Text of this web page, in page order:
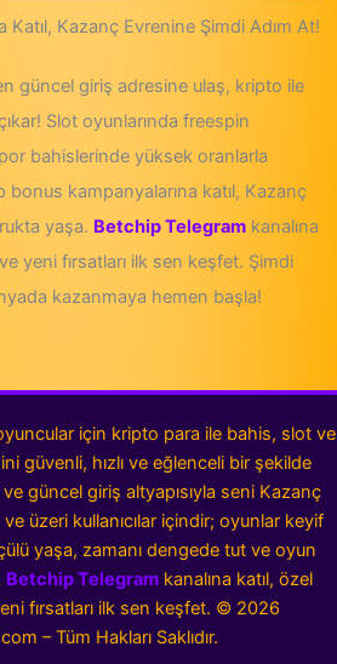
Katıl, Kazanç Evrenine Şimdi Adım At!
güncel giriş adresine ulaş, kripto ile
Slot oyunlarında freespin
bahislerinde yüksek oranlarla
bonus kampanyalarına katıl, Kazanç
yaşa. Betchip Telegramkanalına
yeni fırsatları ilk sen keşfet. Şimdi
kazanmaya hemen başla!
için kripto para ile bahis, slot ve
güvenli, hızlı ve eğlenceli bir şekilde
güncel giriş altyapısıyla seni Kazanç
üzeri kullanıcılar içindir; oyunlar keyif
yaşa, zamanı dengede tut ve oyun
Betchip Telegram kanalına katıl, özel
fırsatları ilk sen keşfet. © 2026
– Tüm Hakları Saklıdır.